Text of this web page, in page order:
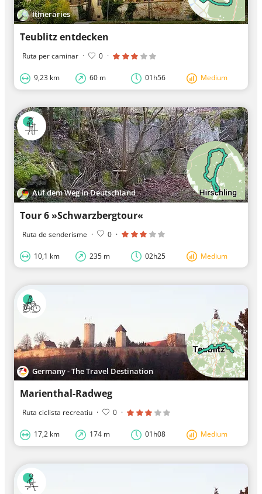
Itineraries
Teublitz entdecken
Ruta per caminar · 0 ·
9,23 km 60 m 01h56 Medium
Auf dem Weg in Deutschland
Tour 6 »Schwarzbergtour«
Ruta de senderisme · 0 ·
10,1 km 235 m 02h25 Medium
Germany - The Travel Destination
Marienthal-Radweg
Ruta ciclista recreatiu · 0 ·
17,2 km 174 m 01h08 Medium